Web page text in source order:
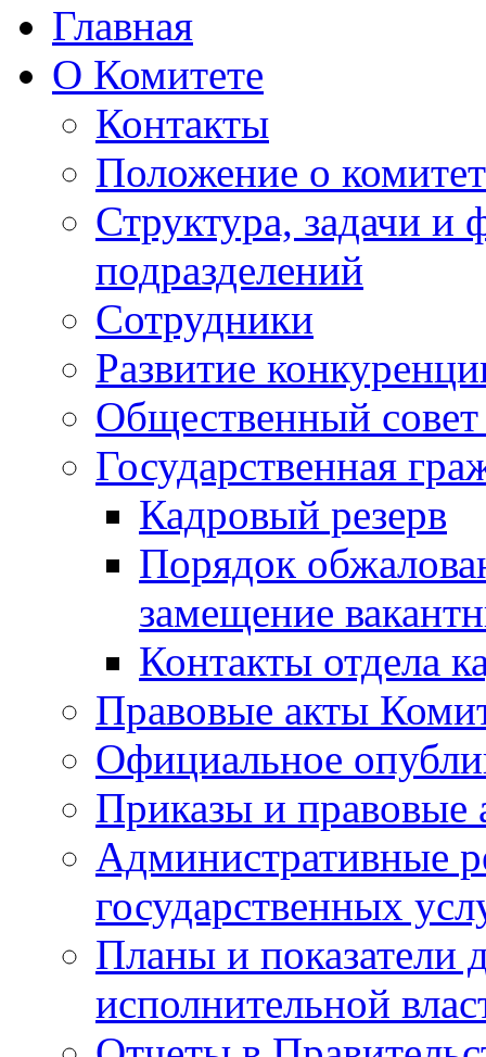
Главная
О Комитете
Контакты
Положение о
Структура, задачи и
подразделений
Сотрудники
Развитие
Общественный совет
Государственная
Кадровый резерв
Порядок
замещение
Контакты отдела
Правовые акты
Официальное
Приказы и правовые
Административные
государственных
Планы и показатели
исполнительной